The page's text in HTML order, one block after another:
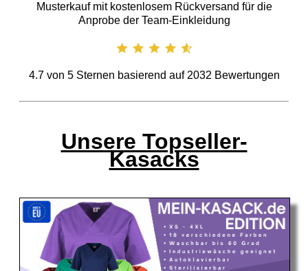
Musterkauf mit kostenlosem Rückversand für die
Anprobe der Team-Einkleidung
4.7von 5Sternen basierend auf 2032 Bewertungen
Unsere Topseller-
Kasacks